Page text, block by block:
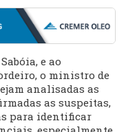
e ao
o ministro de
analisadas as
as suspeitas,
para identificar